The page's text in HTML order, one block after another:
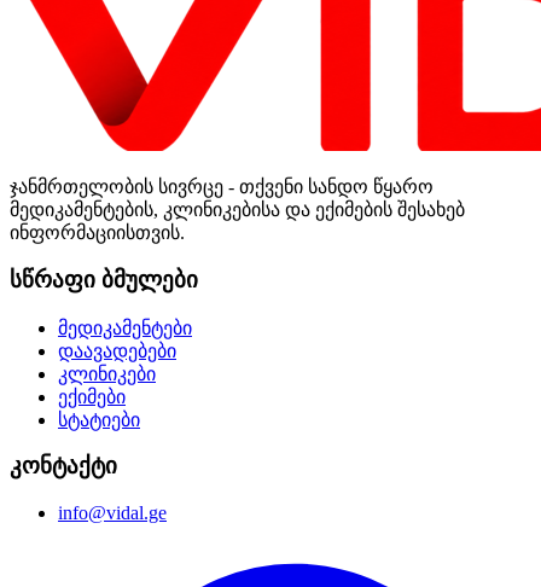
ჯანმრთელობის სივრცე - თქვენი სანდო წყარო
მედიკამენტების, კლინიკებისა და ექიმების შესახებ
ინფორმაციისთვის.
სწრაფი ბმულები
მედიკამენტები
დაავადებები
კლინიკები
ექიმები
სტატიები
კონტაქტი
info@vidal.ge